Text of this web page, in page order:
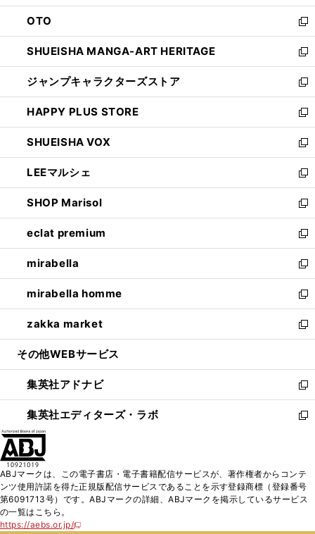
ウ
で
開
く
ン
ド
ウ
で
開
く
OTO
新
し
い
ウ
ィ
ン
ド
ウ
で
開
く
SHUEISHA MANGA-ART HERITAGE
新
し
い
ウ
ィ
ン
ド
ウ
で
開
く
ジャンプキャラクターズストア
新
し
い
ウ
ィ
ン
ド
ウ
で
開
く
HAPPY PLUS STORE
新
し
い
ウ
ィ
ン
ド
ウ
で
開
く
SHUEISHA VOX
新
し
い
ウ
ィ
ン
ド
ウ
で
開
く
LEEマルシェ
新
し
い
ウ
ィ
ン
ド
ウ
で
開
く
SHOP Marisol
新
し
い
ウ
ィ
ン
ド
ウ
で
開
eclat premium
新
し
い
ウ
ィ
ン
ド
ウ
開
く
mirabella
新
し
い
ウ
ィ
ン
ウ
で
開
く
mirabella homme
新
し
い
ウ
ン
ド
ウ
で
zakka market
新
し
ウ
ィ
ン
ド
く
その他WEBサービス
集英社アドナビ
新
し
い
ド
ウ
で
集英社エディターズ・ラボ
新
ィ
ン
ド
ABJマークは、この電子書店・電子書籍配信サービスが、著作権者からコンテ
ンツ使用許諾を得た正規版配信サービスであることを示す登録商標（登録番号
第6091713号）です。ABJマークの詳細、ABJマークを掲示しているサービス
の一覧はこちら。
https://aebs.or.jp/
新